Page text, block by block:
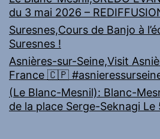
du 3 mai 2026 –
Suresnes,Cours de Banjo à
Suresnes !
Asnières-sur-Seine,Visit
France 🇨🇵
(Le Blanc-Mesnil): Blanc-
de la place Serge-Seknagi